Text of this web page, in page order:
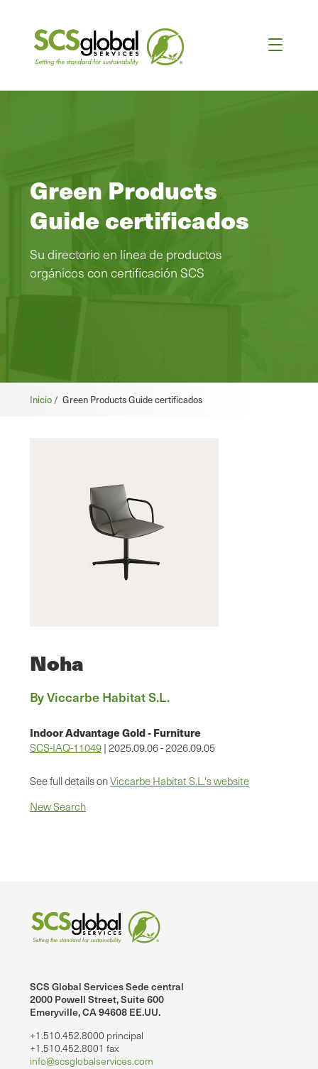
Green Products
Guide certificados
Su directorio en línea de productos
orgánicos con certificación SCS
Migas
Inicio / Green Products Guide certificados
Noha
By Viccarbe Habitat S.L.
Indoor Advantage Gold - Furniture
SCS-IAQ-11049 | 2025.09.06 - 2026.09.05
See full details onViccarbe Habitat S.L.'s website
New Search
SCS Global Services Sede central
2000 Powell Street, Suite 600
Emeryville, CA 94608 EE.UU.
+1.510.452.8000 principal
+1.510.452.8001 fax
info@scsglobalservices.com